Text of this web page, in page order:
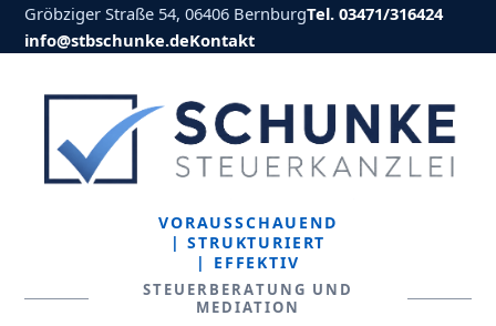
Gröbziger Straße 54, 06406 BernburgTel. 03471/316424
info@stbschunke.deKontakt
VORAUSSCHAUEND
| STRUKTURIERT
| EFFEKTIV
STEUERBERATUNG UND
MEDIATION